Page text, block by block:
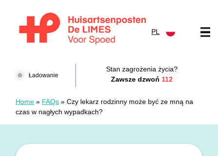
PL
Ładowanie
Stan zagrożenia życia?
Zawsze dzwoń 112
Home » FAQs » Czy lekarz rodzinny może być ze mną na
czas w nagłych wypadkach?